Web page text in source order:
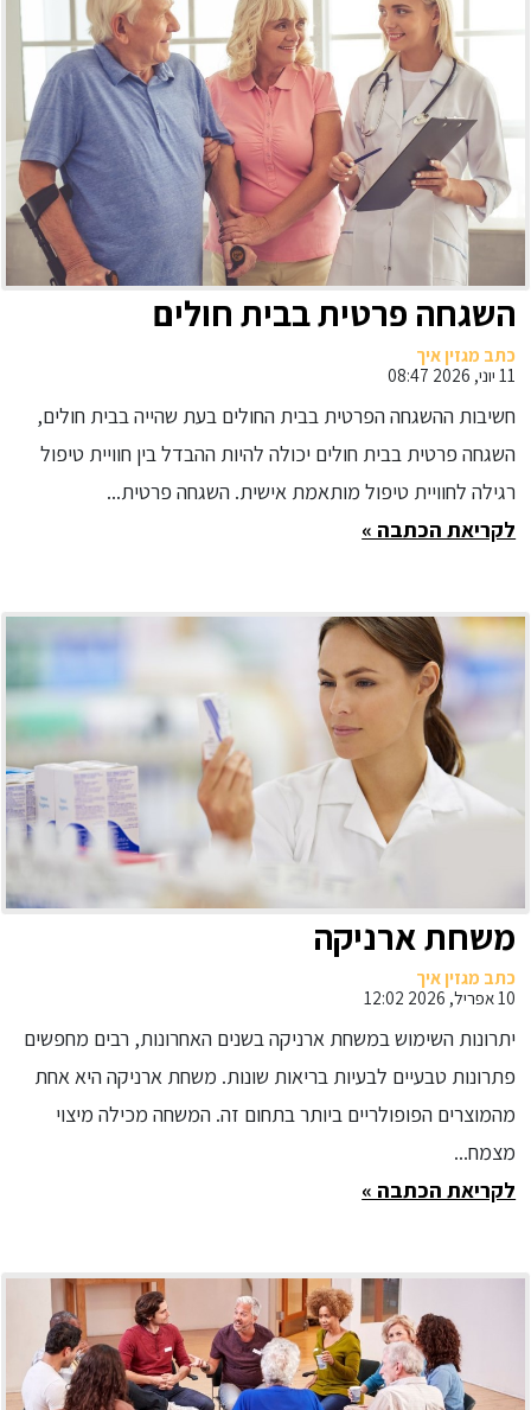
השגחה פרטית בבית חולים
כתב מגזין איך
11 יוני, 2026 08:47
חשיבות ההשגחה הפרטית בבית החולים בעת שהייה בבית חולים,
השגחה פרטית בבית חולים יכולה להיות ההבדל בין חוויית טיפול
רגילה לחוויית טיפול מותאמת אישית. השגחה פרטית...
לקריאת הכתבה »
משחת ארניקה
כתב מגזין איך
10 אפריל, 2026 12:02
יתרונות השימוש במשחת ארניקה בשנים האחרונות, רבים מחפשים
פתרונות טבעיים לבעיות בריאות שונות. משחת ארניקה היא אחת
מהמוצרים הפופולריים ביותר בתחום זה. המשחה מכילה מיצוי
מצמח...
לקריאת הכתבה »